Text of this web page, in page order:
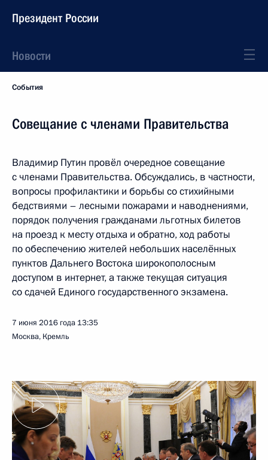
Президент России
Новости
События
Совещание с членами Правительства
Владимир Путин провёл очередное совещание
с членами Правительства. Обсуждались, в частности,
вопросы профилактики и борьбы со стихийными
бедствиями – лесными пожарами и наводнениями,
порядок получения гражданами льготных билетов
на проезд к месту отдыха и обратно, ход работы
по обеспечению жителей небольших населённых
пунктов Дальнего Востока широкополосным
доступом в интернет, а также текущая ситуация
со сдачей Единого государственного экзамена.
7 июня 2016 года 13:35
Москва, Кремль